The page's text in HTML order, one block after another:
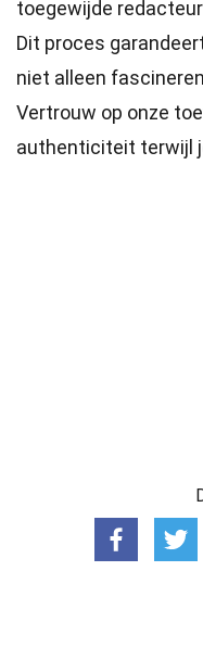
toegewijde
Dit proces
niet alleen
Vertrouw op onze
authenticiteit terwijl